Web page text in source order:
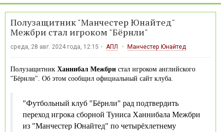
Полузащитник "Манчестер Юнайтед"
Межбри стал игроком "Бёрнли"
среда, 28 авг. 2024 года, 12:15 АПЛ Манчестер Юнайтед
Полузащитник Ханнибал Межбри стал игроком английского
"Бёрнли". Об этом сообщил официальный сайт клуба.
"Футбольный клуб "Бёрнли" рад подтвердить
переход игрока сборной Туниса Ханнибала Межбри
из "Манчестер Юнайтед" по четырёхлетнему